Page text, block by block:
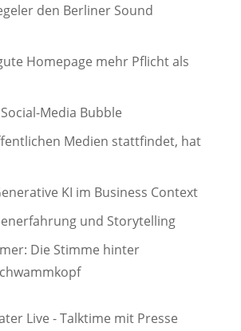
den Berliner Sound
Homepage mehr Pflicht als
Media Bubble
Medien stattfindet, hat
KI im Business Context
und Storytelling
Die Stimme hinter